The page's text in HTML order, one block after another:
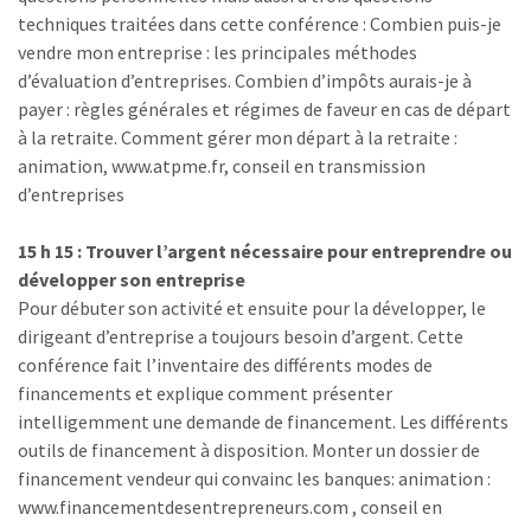
techniques traitées dans cette conférence : Combien puis-je
vendre mon entreprise : les principales méthodes
d’évaluation d’entreprises. Combien d’impôts aurais-je à
payer : règles générales et régimes de faveur en cas de départ
à la retraite. Comment gérer mon départ à la retraite :
animation, www.atpme.fr, conseil en transmission
d’entreprises
15 h 15 : Trouver l’argent nécessaire pour entreprendre ou
développer son entreprise
Pour débuter son activité et ensuite pour la développer, le
dirigeant d’entreprise a toujours besoin d’argent. Cette
conférence fait l’inventaire des différents modes de
financements et explique comment présenter
intelligemment une demande de financement. Les différents
outils de financement à disposition. Monter un dossier de
financement vendeur qui convainc les banques: animation :
www.financementdesentrepreneurs.com , conseil en